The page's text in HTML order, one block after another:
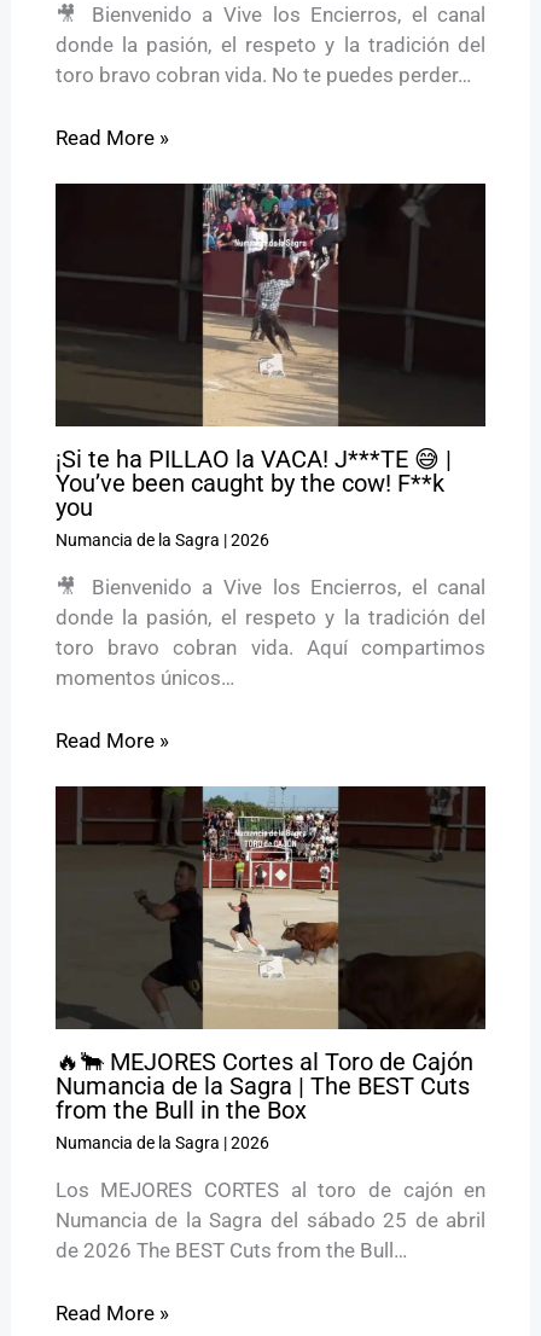
🎥 Bienvenido a Vive los Encierros, el canal
donde la pasión, el respeto y la tradición del
toro bravo cobran vida. No te puedes perder…
Read More »
¡Si te ha PILLAO la VACA! J***TE 😅 |
You’ve been caught by the cow! F**k
you
Numancia de la Sagra |2026
🎥 Bienvenido a Vive los Encierros, el canal
donde la pasión, el respeto y la tradición del
toro bravo cobran vida. Aquí compartimos
momentos únicos…
Read More »
🔥🐂 MEJORES Cortes al Toro de Cajón
Numancia de la Sagra | The BEST Cuts
from the Bull in the Box
Numancia de la Sagra |2026
Los MEJORES CORTES al toro de cajón en
Numancia de la Sagra del sábado 25 de abril
de 2026 The BEST Cuts from the Bull…
Read More »